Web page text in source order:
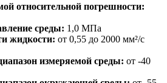
относительной погрешности:
среды: 1,0 МПа
жидкости: от 0,55 до 2000 мм²/с
измеряемой среды: от -40